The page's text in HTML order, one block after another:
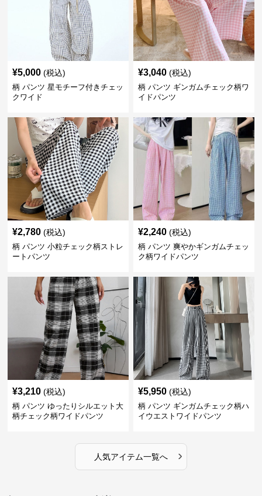
¥5,000 (税込)
柄 パンツ 星モチーフ付きチェッ
クワイド
¥3,040 (税込)
柄 パンツ ギンガムチェック柄ワ
イドパンツ
¥2,780 (税込)
柄 パンツ 小粒チェック柄ストレ
ートパンツ
¥2,240 (税込)
柄 パンツ 爽やかギンガムチェッ
ク柄ワイドパンツ
¥3,210 (税込)
柄 パンツ ゆったりシルエット大
柄チェック柄ワイドパンツ
¥5,950 (税込)
柄 パンツ ギンガムチェック柄ハ
イウエストワイドパンツ
人気アイテム一覧へ ›